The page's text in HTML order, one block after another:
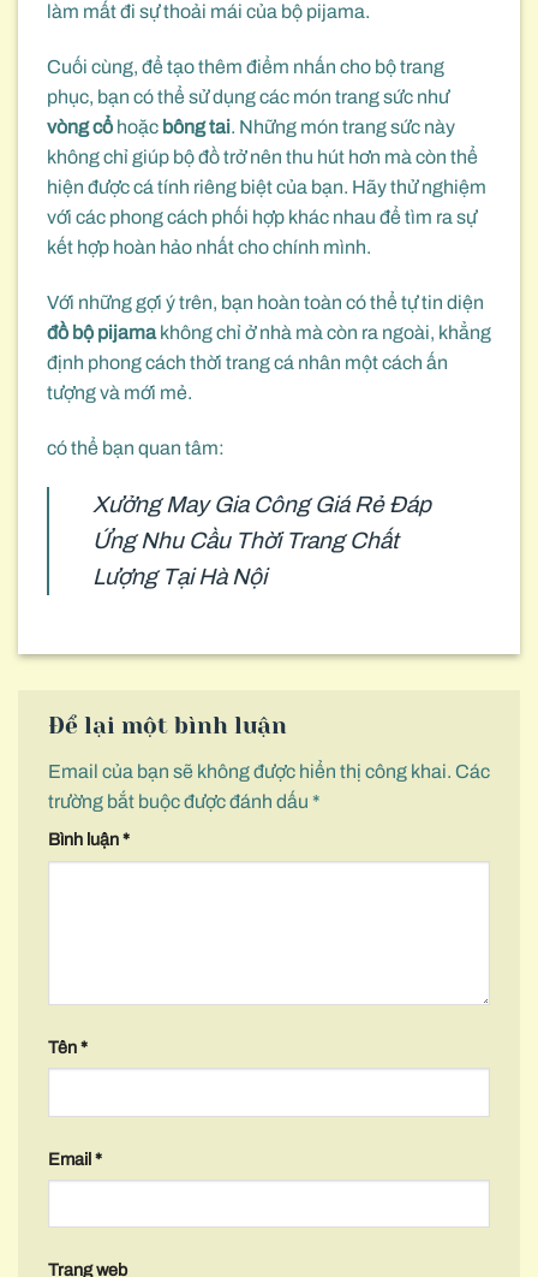
làm mất đi sự thoải mái của bộ pijama.
Cuối cùng, để tạo thêm điểm nhấn cho bộ trang
phục, bạn có thể sử dụng các món trang sức như
vòng cổhoặc bông tai. Những món trang sức này
không chỉ giúp bộ đồ trở nên thu hút hơn mà còn thể
hiện được cá tính riêng biệt của bạn. Hãy thử nghiệm
với các phong cách phối hợp khác nhau để tìm ra sự
kết hợp hoàn hảo nhất cho chính mình.
Với những gợi ý trên, bạn hoàn toàn có thể tự tin diện
đồ bộ pijamakhông chỉ ở nhà mà còn ra ngoài, khẳng
định phong cách thời trang cá nhân một cách ấn
tượng và mới mẻ.
có thể bạn quan tâm:
Xưởng May Gia Công Giá Rẻ Đáp
Ứng Nhu Cầu Thời Trang Chất
Lượng Tại Hà Nội
Để lại một bình luận
Email của bạn sẽ không được hiển thị công khai. Các
trường bắt buộc được đánh dấu *
Bình luận*
Tên*
Email*
Trang web